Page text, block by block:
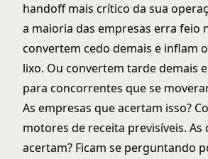
handoff mais crítico da sua
a maioria das empresas erra feio
convertem cedo demais e inflam
lixo. Ou convertem tarde demais
para concorrentes que se
As empresas que acertam isso?
motores de receita previsíveis. As
acertam? Ficam se perguntando